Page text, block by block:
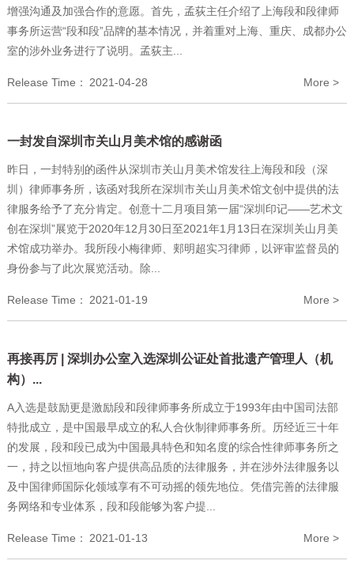
增强沟通及加强合作的意愿。首先，孟荻主任介绍了上海段和段律师
事务所运营“段和段”品牌的基本情况，并着重对上海、重庆、成都办公
室的涉外业务进行了说明。孟荻主...
Release Time： 2021-04-28 More >
一封发自深圳市关山月美术馆的感谢函
昨日，一封特别的函件从深圳市关山月美术馆发往上海段和段（深
圳）律师事务所，该函对我所在深圳市关山月美术馆文创中提供的法
律服务给予了充分肯定。创意十二月项目第一届“深圳印记——艺术文
创在深圳”展览于2020年12月30日至2021年1月13日在深圳关山月美
术馆成功举办。我所段小梅律师、郏明超实习律师，以评审监督员的
身份参与了此次展览活动。除...
Release Time： 2021-01-19 More >
再接再厉 | 深圳办公室入选深圳公证处首批遗产管理人（机
构）...
A入选是鼓励更是激励段和段律师事务所成立于1993年由中国司法部
特批成立，是中国最早成立的私人合伙制律师事务所。历经近三十年
的发展，段和段已成为中国最具特色和知名度的综合性律师事务所之
一，持之以恒地向客户提供高品质的法律服务，并在涉外法律服务以
及中国律师国际化领域享有不可动摇的领先地位。凭借完善的法律服
务网络和专业体系，段和段能够为客户提...
Release Time： 2021-01-13 More >